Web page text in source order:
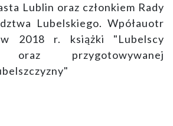
Lublin oraz członkiem Rady
Lubelskiego. Wpółauotr
w 2018 r. książki "Lubelscy
oraz przygotowywanej